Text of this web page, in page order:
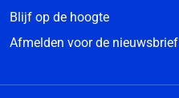
Blijf op de hoogte
Afmelden voor de nieuwsbrief